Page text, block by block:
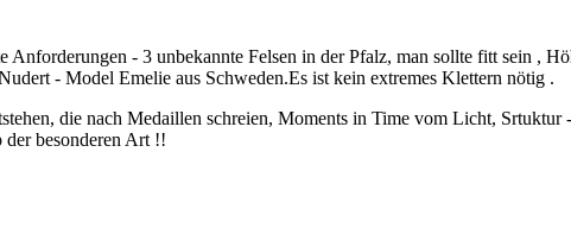
Anforderungen - 3 unbekannte Felsen in der Pfalz, man sollte fitt sein ,
- Model Emelie aus Schweden.Es ist kein extremes Klettern nötig .
die nach Medaillen schreien, Moments in Time vom Licht,
besonderen Art !!